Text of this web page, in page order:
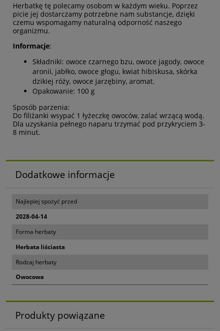
Herbatkę tę polecamy osobom w każdym wieku. Poprzez
picie jej dostarczamy potrzebne nam substancje, dzięki
czemu wspomagamy naturalną odporność naszego
organizmu.
Informacje:
Składniki: owoce czarnego bzu, owoce jagody, owoce
aronii, jabłko, owoce głogu, kwiat hibiskusa, skórka
dzikiej róży, owoce jarzębiny, aromat.
Opakowanie: 100 g
Sposób parzenia:
Do filiżanki wsypać 1 łyżeczkę owoców, zalać wrzącą wodą.
Dla uzyskania pełnego naparu trzymać pod przykryciem 3-
8 minut.
Dodatkowe informacje
Najlepiej spożyć przed
2028-04-14
Forma herbaty
Herbata liściasta
Rodzaj herbaty
Owocowa
Produkty powiązane